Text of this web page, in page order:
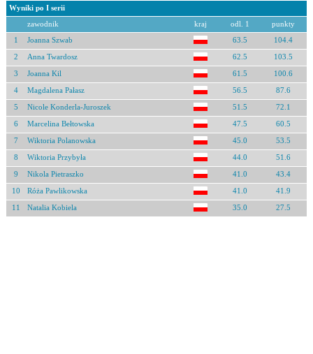
Wyniki po I serii
zawodnik kraj odl. 1 punkty
1 Joanna Szwab 63.5 104.4
2 Anna Twardosz 62.5 103.5
3 Joanna Kil 61.5 100.6
4 Magdalena Pałasz 56.5 87.6
5 Nicole Konderla-Juroszek 51.5 72.1
6 Marcelina Bełtowska 47.5 60.5
7 Wiktoria Polanowska 45.0 53.5
8 Wiktoria Przybyła 44.0 51.6
9 Nikola Pietraszko 41.0 43.4
10 Róża Pawlikowska 41.0 41.9
11 Natalia Kobiela 35.0 27.5